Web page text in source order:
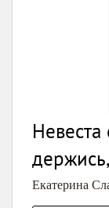
Екатерина